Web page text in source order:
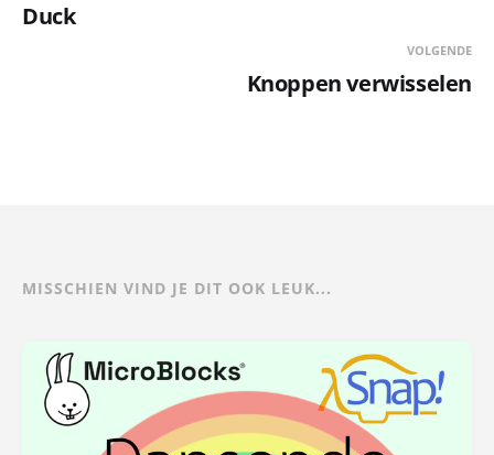
Duck
VOLGENDE
Knoppen verwisselen
MISSCHIEN VIND JE DIT OOK LEUK...